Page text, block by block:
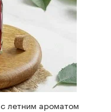
летним ароматом